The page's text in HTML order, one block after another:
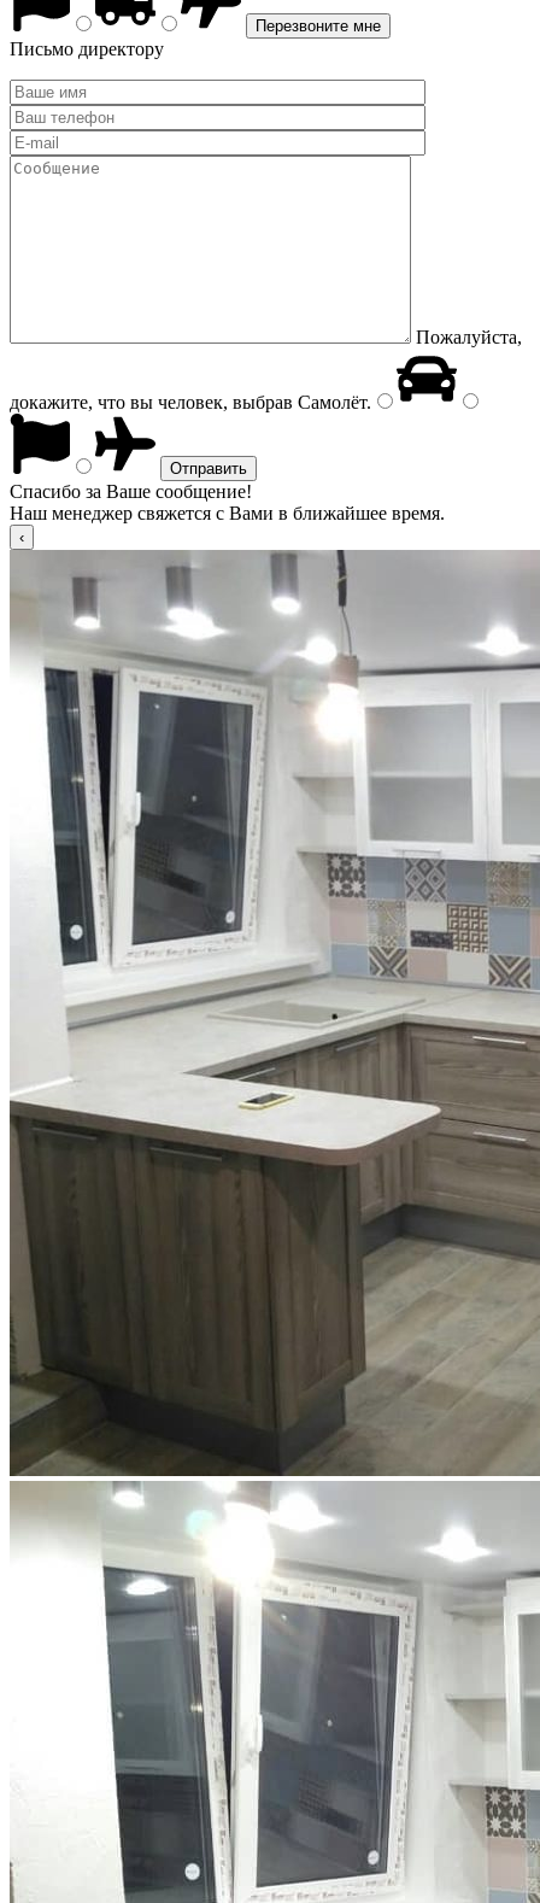
Письмо директору
Пожалуйста,
докажите, что вы человек, выбрав Самолёт.
Спасибо за Ваше сообщение!
Наш менеджер свяжется с Вами в ближайшее время.